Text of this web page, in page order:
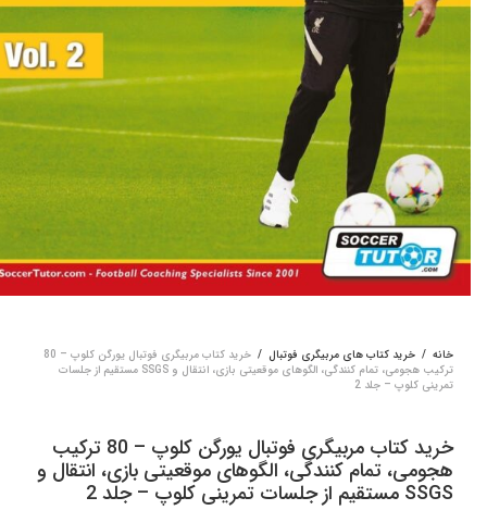
خانه / خرید کتاب های مربیگری فوتبال /
خرید کتاب مربیگری فوتبال یورگن کلوپ – 80
ترکیب هجومی، تمام کنندگی، الگوهای موقعیتی بازی، انتقال و SSGS مستقیم از جلسات
تمرینی کلوپ – جلد 2
خرید کتاب مربیگری فوتبال یورگن کلوپ – 80 ترکیب
هجومی، تمام کنندگی، الگوهای موقعیتی بازی، انتقال و
SSGS مستقیم از جلسات تمرینی کلوپ – جلد 2